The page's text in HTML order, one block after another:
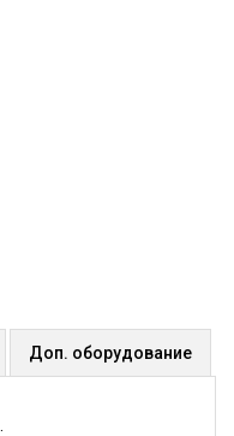
Доп. оборудование